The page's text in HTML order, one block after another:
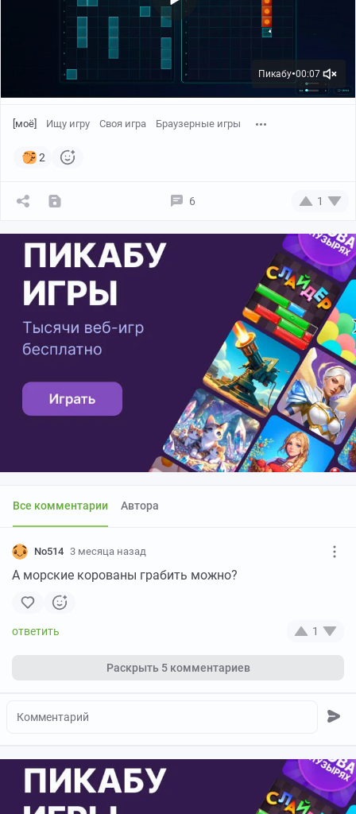
Пикабу●00:07
[моё] Ищу игру Своя игра Браузерные игры
2
6 1
Все комментарии Автора
No514 3 месяца назад
А морские корованы грабить можно?
1
Раскрыть 5 комментариев